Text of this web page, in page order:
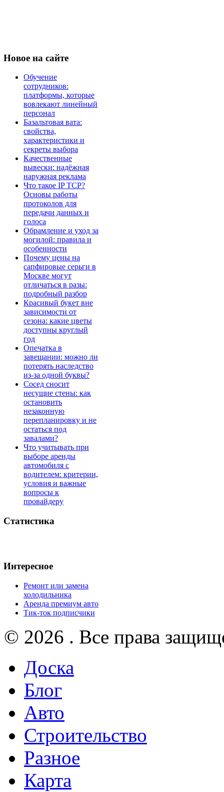
Новое на сайте
Обучение
сотрудников:
платформы, которые
вовлекают линейный
персонал
Базальтовая вата:
свойства,
характеристики и
секреты выбора
Качественные
вывески: надёжная
наружная реклама
Что такое IP TCP?
Основы работы
протоколов для
передачи данных и
голоса
Обрамление и уход за
могилой: правила и
особенности
Почему цены на
сапфировые серьги в
Москве могут
отличаться в разы:
подробный разбор
Красивый букет вне
зависимости от
сезона: какие цветы
доступны круглый
год
Опечатка в
завещании: можно ли
потерять наследство
из-за одной буквы?
Сосед сносит
несущие стены: как
остановить
незаконную
перепланировку и не
остаться под
завалами?
Что учитывать при
выборе аренды
автомобиля с
водителем: критерии,
условия и важные
вопросы к
провайдеру
Статистика
Интересное
Ремонт или замена
холодильника
Аренда премиум авто
Тик-ток подписчики
© 2026 . Все права
Доска
Блог
Авто
Строительство
Разное
Карта